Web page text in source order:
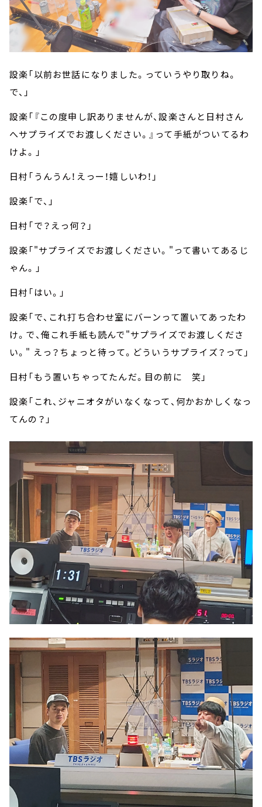
設楽「以前お世話になりました。っていうやり取りね。
で、」
設楽「『この度申し訳ありませんが、設楽さんと日村さん
へサプライズでお渡しください。』って手紙がついてるわ
けよ。」
日村「うんうん！えっー！嬉しいわ！」
設楽「で、」
日村「で？えっ何？」
設楽「"サプライズでお渡しください。"って書いてあるじ
ゃん。」
日村「はい。」
設楽「で、これ打ち合わせ室にバーンって置いてあったわ
け。で、俺これ手紙も読んで"サプライズでお渡しくださ
い。" えっ？ちょっと待って。どういうサプライズ？って」
日村「もう置いちゃってたんだ。目の前に 笑」
設楽「これ、ジャニオタがいなくなって、何かおかしくなっ
てんの？」